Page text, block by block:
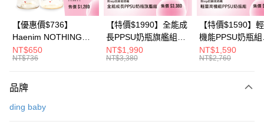
國泰世華商業銀行
兆豐國際商業銀行
臺灣中小企業銀行
台中商業銀行
匯豐（台灣）商業銀行
華泰商業銀行
遠東國際商業銀行
元大商業銀行
台灣樂天信用卡公司
上海商業儲蓄銀行
台北富邦商業銀行
國泰世華商業銀行
兆豐國際商業銀行
臺灣中小企業銀行
台中商業銀行
匯豐（台灣）商業銀行
華泰商業銀行
聯邦商業銀行
玉山商業銀行
台灣樂天信用卡公司
LINE Pay
Apple Pay
悠遊付
相關說明
【優惠價$736】
Haenim NOTHING™
多合一PPSU防脹氣奶
瓶 2入組
NT$650
NT$736
【特價$1990】全能成
長PPSU奶瓶旗艦組
(PPSU奶瓶
250ml*4+玻璃奶瓶
NT$1,990
NT$3,380
【特價$1590】
機能PPSU奶瓶組
(PPSU奶瓶
250ml*4+玻璃奶
NT$1,590
NT$2,760
品牌
ding baby